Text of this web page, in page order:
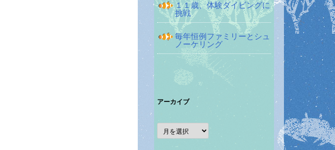
１１歳、体験ダイビングに
挑戦
毎年恒例ファミリーとシュ
ノーケリング
アーカイブ
ア
ー